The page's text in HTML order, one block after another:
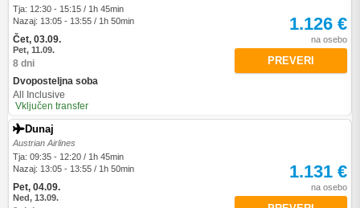
Tja: 12:30 - 15:15 / 1h 45min
Nazaj: 13:05 - 13:55 / 1h 50min
Čet, 03.09.
Pet, 11.09.
8 dni
Dvoposteljna soba
All Inclusive
Vključen transfer
1.126 €
na osebo
PREVERI
Dunaj
Austrian Airlines
Tja: 09:35 - 12:20 / 1h 45min
Nazaj: 13:05 - 13:55 / 1h 50min
Pet, 04.09.
Ned, 13.09.
1.131 €
na osebo